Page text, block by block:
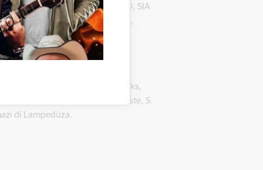
– metālapstrāde, biedrība KAPO, SIA
atpūtas komplekss Vonadziņi,
D. Ilva, E.Liedskalniņš – tēlnieks,
ārsts, V.Greble –folkloriste, S.
di Lampedūza.